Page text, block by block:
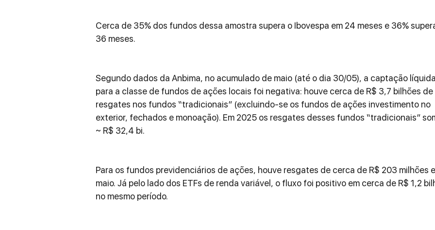
Cerca de 35% dos fundos dessa amostra supera o Ibovespa em 24 meses e 36%
36 meses.
Segundo dados da Anbima, no acumulado de maio (até o dia 30/05), a captação
para a classe de fundos de ações locais foi negativa: houve cerca de R$ 3,7 bilhões de
resgates nos fundos “tradicionais” (excluindo-se os fundos de ações investimento no
exterior, fechados e monoação). Em 2025 os resgates desses fundos “tradicionais”
~ R$ 32,4 bi.
Para os fundos previdenciários de ações, houve resgates de cerca de R$ 203 milhões
maio. Já pelo lado dos ETFs de renda variável, o fluxo foi positivo em cerca de R$ 1,2
no mesmo período.